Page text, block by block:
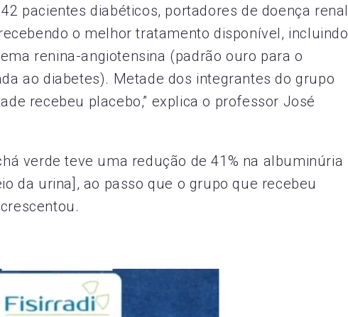
pacientes diabéticos, portadores de doença renal
o melhor tratamento disponível, incluindo
renina-angiotensina (padrão ouro para o
ao diabetes). Metade dos integrantes do grupo
recebeu placebo,” explica o professor José
verde teve uma redução de 41% na albuminúria
da urina], ao passo que o grupo que recebeu